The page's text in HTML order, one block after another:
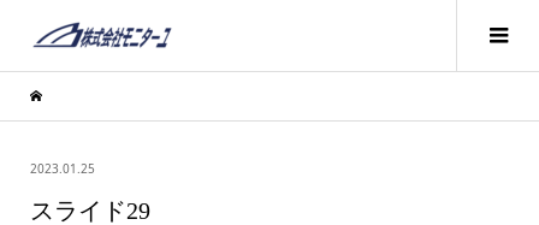
2023.01.25
スライド29